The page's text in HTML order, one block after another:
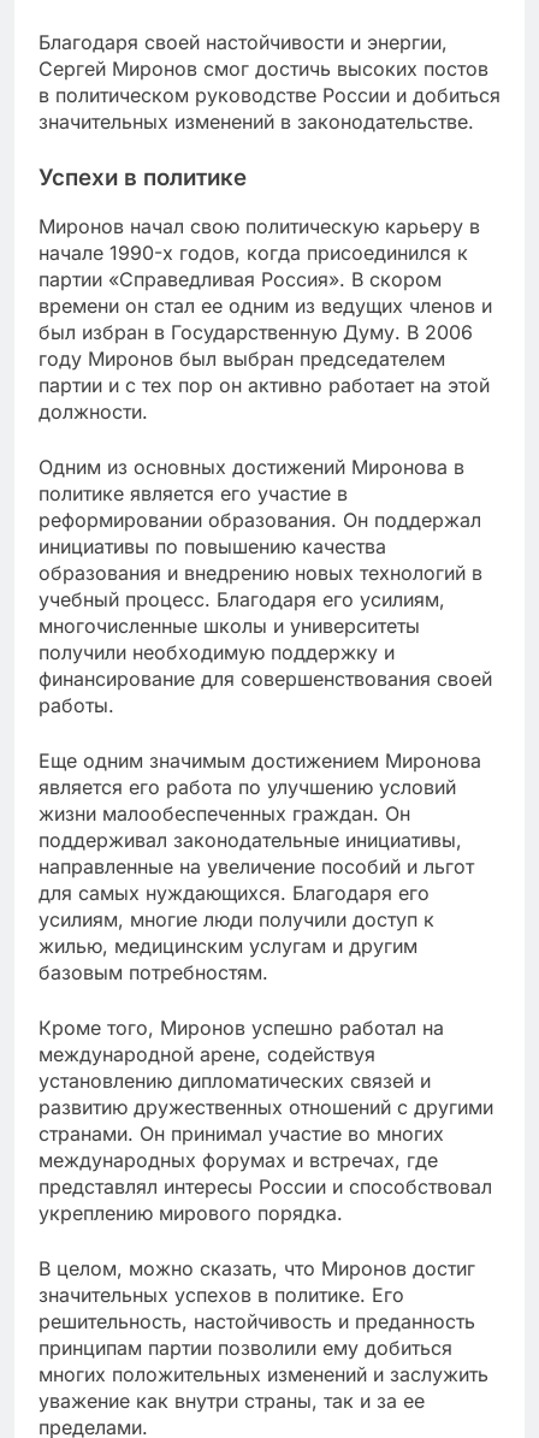
Благодаря своей настойчивости и энергии,
Сергей Миронов смог достичь высоких постов
в политическом руководстве России и добиться
значительных изменений в законодательстве.
Успехи в политике
Миронов начал свою политическую карьеру в
начале 1990-х годов, когда присоединился к
партии «Справедливая Россия». В скором
времени он стал ее одним из ведущих членов и
был избран в Государственную Думу. В 2006
году Миронов был выбран председателем
партии и с тех пор он активно работает на этой
должности.
Одним из основных достижений Миронова в
политике является его участие в
реформировании образования. Он поддержал
инициативы по повышению качества
образования и внедрению новых технологий в
учебный процесс. Благодаря его усилиям,
многочисленные школы и университеты
получили необходимую поддержку и
финансирование для совершенствования своей
работы.
Еще одним значимым достижением Миронова
является его работа по улучшению условий
жизни малообеспеченных граждан. Он
поддерживал законодательные инициативы,
направленные на увеличение пособий и льгот
для самых нуждающихся. Благодаря его
усилиям, многие люди получили доступ к
жилью, медицинским услугам и другим
базовым потребностям.
Кроме того, Миронов успешно работал на
международной арене, содействуя
установлению дипломатических связей и
развитию дружественных отношений с другими
странами. Он принимал участие во многих
международных форумах и встречах, где
представлял интересы России и способствовал
укреплению мирового порядка.
В целом, можно сказать, что Миронов достиг
значительных успехов в политике. Его
решительность, настойчивость и преданность
принципам партии позволили ему добиться
многих положительных изменений и заслужить
уважение как внутри страны, так и за ее
пределами.